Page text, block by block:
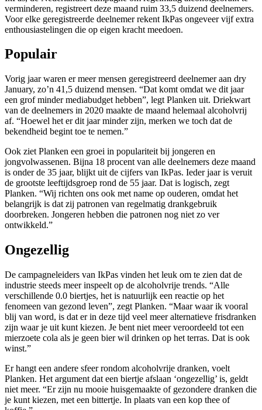
verminderen, registreert deze maand ruim 33,5 duizend deelnemers.
Voor elke geregistreerde deelnemer rekent IkPas ongeveer vijf extra
enthousiastelingen die op eigen kracht meedoen.
Populair
Vorig jaar waren er meer mensen geregistreerd deelnemer aan dry
January, zo’n 41,5 duizend mensen. “Dat komt omdat we dit jaar
een grof minder mediabudget hebben”, legt Planken uit. Driekwart
van de deelnemers in 2020 maakte de maand helemaal alcoholvrij
af. “Hoewel het er dit jaar minder zijn, merken we toch dat de
bekendheid begint toe te nemen.”
Ook ziet Planken een groei in populariteit bij jongeren en
jongvolwassenen. Bijna 18 procent van alle deelnemers deze maand
is onder de 35 jaar, blijkt uit de cijfers van IkPas. Ieder jaar is veruit
de grootste leeftijdsgroep rond de 55 jaar. Dat is logisch, zegt
Planken. “Wij richten ons ook met name op ouderen, omdat het
belangrijk is dat zij patronen van regelmatig drankgebruik
doorbreken. Jongeren hebben die patronen nog niet zo ver
ontwikkeld.”
Ongezellig
De campagneleiders van IkPas vinden het leuk om te zien dat de
industrie steeds meer inspeelt op de alcoholvrije trends. “Alle
verschillende 0.0 biertjes, het is natuurlijk een reactie op het
fenomeen van gezond leven”, zegt Planken. “Maar waar ik vooral
blij van word, is dat er in deze tijd veel meer alternatieve frisdranken
zijn waar je uit kunt kiezen. Je bent niet meer veroordeeld tot een
mierzoete cola als je geen bier wil drinken op het terras. Dat is ook
winst.”
Er hangt een andere sfeer rondom alcoholvrije dranken, voelt
Planken. Het argument dat een biertje afslaan ‘ongezellig’ is, geldt
niet meer. “Er zijn nu mooie huisgemaakte of gezondere dranken die
je kunt kiezen, met een bittertje. In plaats van een kop thee of